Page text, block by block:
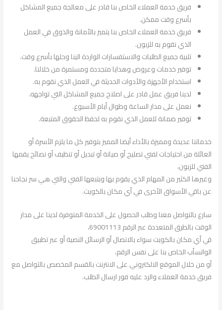
فريق خدمة العملاء الخاص بنا قادر على معالجة جميع المشاكل
بأسرع وقت ممكن.
فريق خدمة العملاء الخاص بنا يتميز بالأمانة والذوق في العمل
الذي نقوم به للزبون.
تلبية جميع الطلبات والاستفسارات الواردة الينا وحلها بأسرع وقت.
توفير خدمات وعروض وهدايا متجددة ومستمرة من خلالنا.
استخدام الأجهزة والأدوات الحديثة في العمل الذي نقوم به.
لدينا فريق عمل قادر على اصلاح جميع المشاكل التي تواجهه.
نعمل على مدار الساعة وطوال أيام الأسبوع.
توفير ضمانة للعمل الذي نقوم به لحفظ الحقوق المتبعة.
خدماتنا عديدة ومميزة بالأداء أيضا المميز بتوفير كل ما يلزم الأسرة أو
العائلة من احتياجات لفني تصليح أو صيانة أو تبديل أو تنظيف أو نصائح يقمها
الفني للزبون،
وغيرها الكثير من المهام الذي يقوم بها ويتبعها الفني والتي هي سر نجاحنا
عن باقي الأسواق الأخرى في أي مكان بالكويت.
سارع بالتواصل معنا وطلب الحصول على الخدمة المتوفرة لدينا على مدار
الوقت بالطرق المتعددة عبر الرقم 69001113،
في أي مكان بالكويت سواء بالاتصال أو الرسائل النصية أو عبر تطبيق
الواتسأب الخاص بنا على نفس الرقم،
أو من خلال الموقع الالكتروني على الانترنت بالقسم المخصص بالتواصل مع
فريق خدمة العملاء والرد عليه فور ارسال الطلب.